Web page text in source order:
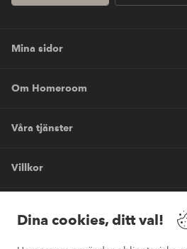
Dina cookies, ditt val!
Mina sidor
Om Homeroom
Våra tjänster
Villkor